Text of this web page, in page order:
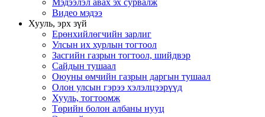
Мэдээлэл авах эх сурвалж
Видео мэдээ
Хууль, эрх зүй
Ерөнхийлөгчийн зарлиг
Улсын их хурлын тогтоол
Засгийн газрын тогтоол, шийдвэр
Сайдын тушаал
Оюуны өмчийн газрын даргын тушаал
Олон улсын гэрээ хэлэлцээрүүд
Хууль, тогтоомж
Төрийн болон албаны нууц